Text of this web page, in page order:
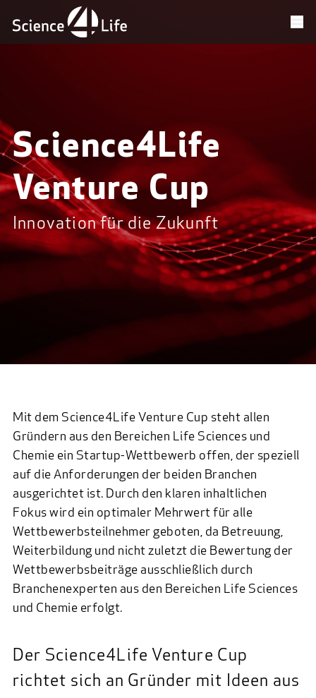
Science4Life
Venture Cup
Innovation für die Zukunft
Mit dem Science4Life Venture Cup steht allen
Gründern aus den Bereichen Life Sciences und
Chemie ein Startup-Wettbewerb offen, der speziell
auf die Anforderungen der beiden Branchen
ausgerichtet ist. Durch den klaren inhaltlichen
Fokus wird ein optimaler Mehrwert für alle
Wettbewerbsteilnehmer geboten, da Betreuung,
Weiterbildung und nicht zuletzt die Bewertung der
Wettbewerbsbeiträge ausschließlich durch
Branchenexperten aus den Bereichen Life Sciences
und Chemie erfolgt.
Der Science4Life Venture Cup
richtet sich an Gründer mit Ideen aus